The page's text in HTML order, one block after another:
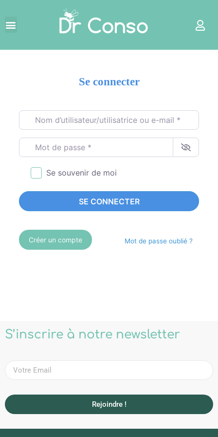
Se connecter
Nom d’utilisateur/utilisatrice ou e-mail*
Mot de passe*
Se souvenir de moi
SE CONNECTER
Créer un compte Mot de passe oublié ?
S’inscrire à notre newsletter
Rejoindre !